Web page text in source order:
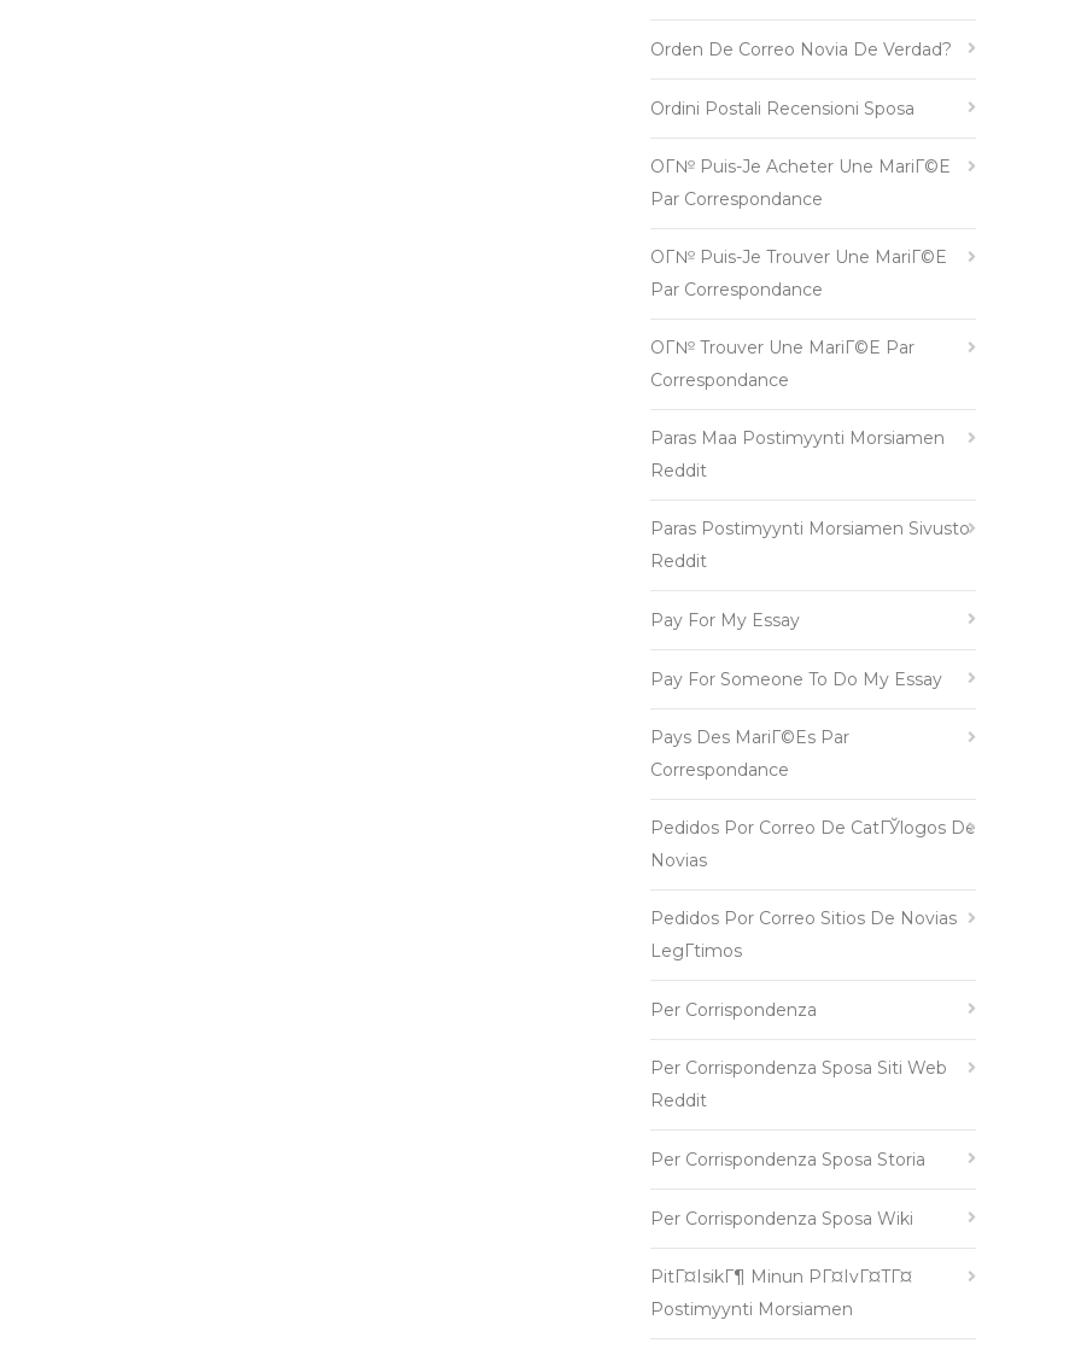
Orden De Correo Novia De Verdad?
Ordini Postali Recensioni Sposa
OГ№ Puis-Je Acheter Une MariГ©e
Par Correspondance
OГ№ Puis-Je Trouver Une MariГ©e
Par Correspondance
OГ№ Trouver Une MariГ©e Par
Correspondance
Paras Maa Postimyynti Morsiamen
Reddit
Paras Postimyynti Morsiamen Sivusto
Reddit
Pay For My Essay
Pay For Someone To Do My Essay
Pays Des MariГ©es Par
Correspondance
Pedidos Por Correo De CatГЎlogos De
Novias
Pedidos Por Correo Sitios De Novias
LegГ­timos
Per Corrispondenza
Per Corrispondenza Sposa Siti Web
Reddit
Per Corrispondenza Sposa Storia
Per Corrispondenza Sposa Wiki
PitГ¤isikГ¶ Minun PГ¤ivГ¤tГ¤
Postimyynti Morsiamen